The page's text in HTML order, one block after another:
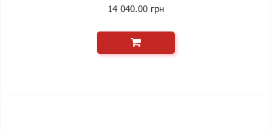
14 040.00 грн